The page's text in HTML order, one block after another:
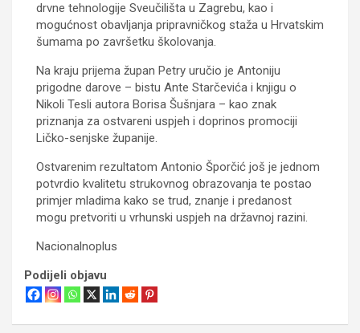
drvne tehnologije Sveučilišta u Zagrebu, kao i
mogućnost obavljanja pripravničkog staža u Hrvatskim
šumama po završetku školovanja.
Na kraju prijema župan Petry uručio je Antoniju
prigodne darove – bistu Ante Starčevića i knjigu o
Nikoli Tesli autora Borisa Šušnjara – kao znak
priznanja za ostvareni uspjeh i doprinos promociji
Ličko-senjske županije.
Ostvarenim rezultatom Antonio Šporčić još je jednom
potvrdio kvalitetu strukovnog obrazovanja te postao
primjer mladima kako se trud, znanje i predanost
mogu pretvoriti u vrhunski uspjeh na državnoj razini.
Nacionalnoplus
Podijeli objavu